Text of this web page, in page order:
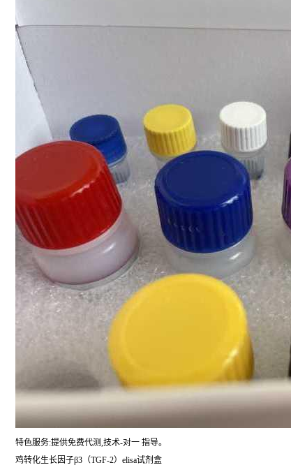
特色服务:提供免费代测,技术-对一 指导。
鸡转化生长因子β3（TGF-2）elisa试剂盒